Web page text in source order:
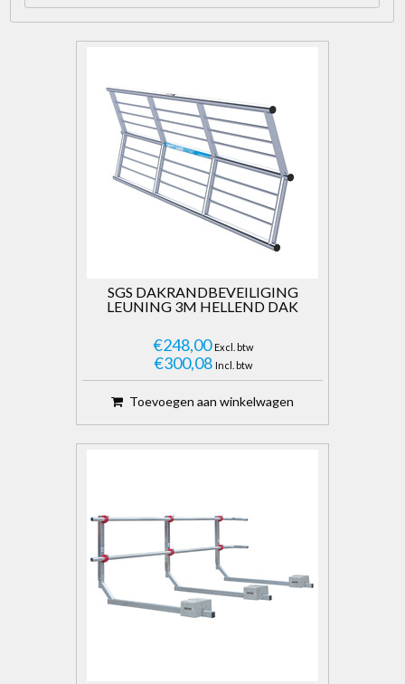
SGS DAKRANDBEVEILIGING
LEUNING 3M HELLEND DAK
€248,00 Excl. btw
€300,08 Incl. btw
Toevoegen aan winkelwagen